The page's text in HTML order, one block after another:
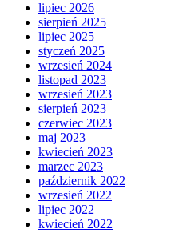
lipiec 2026
sierpień 2025
lipiec 2025
styczeń 2025
wrzesień 2024
listopad 2023
wrzesień 2023
sierpień 2023
czerwiec 2023
maj 2023
kwiecień 2023
marzec 2023
październik 2022
wrzesień 2022
lipiec 2022
kwiecień 2022